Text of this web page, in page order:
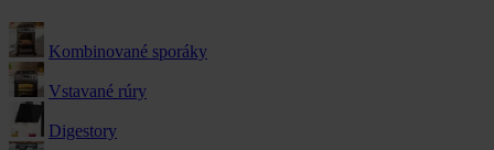
Kombinované sporáky
Vstavané rúry
Digestory